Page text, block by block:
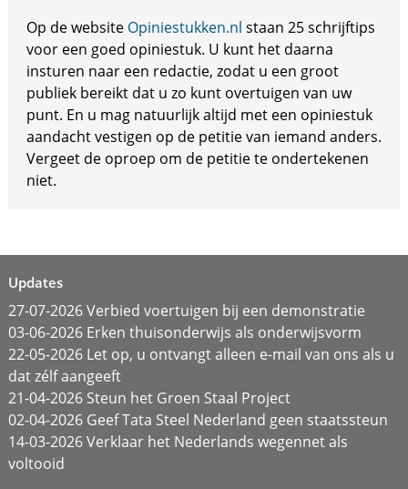
Op de website Opiniestukken.nl staan 25 schrijftips
voor een goed opiniestuk. U kunt het daarna
insturen naar een redactie, zodat u een groot
publiek bereikt dat u zo kunt overtuigen van uw
punt. En u mag natuurlijk altijd met een opiniestuk
aandacht vestigen op de petitie van iemand anders.
Vergeet de oproep om de petitie te ondertekenen
niet.
Updates
27-07-2026 Verbied voertuigen bij een demonstratie
03-06-2026 Erken thuisonderwijs als onderwijsvorm
22-05-2026 Let op, u ontvangt alleen e-mail van ons als u
dat zélf aangeeft
21-04-2026 Steun het Groen Staal Project
02-04-2026 Geef Tata Steel Nederland geen staatssteun
14-03-2026 Verklaar het Nederlands wegennet als
voltooid